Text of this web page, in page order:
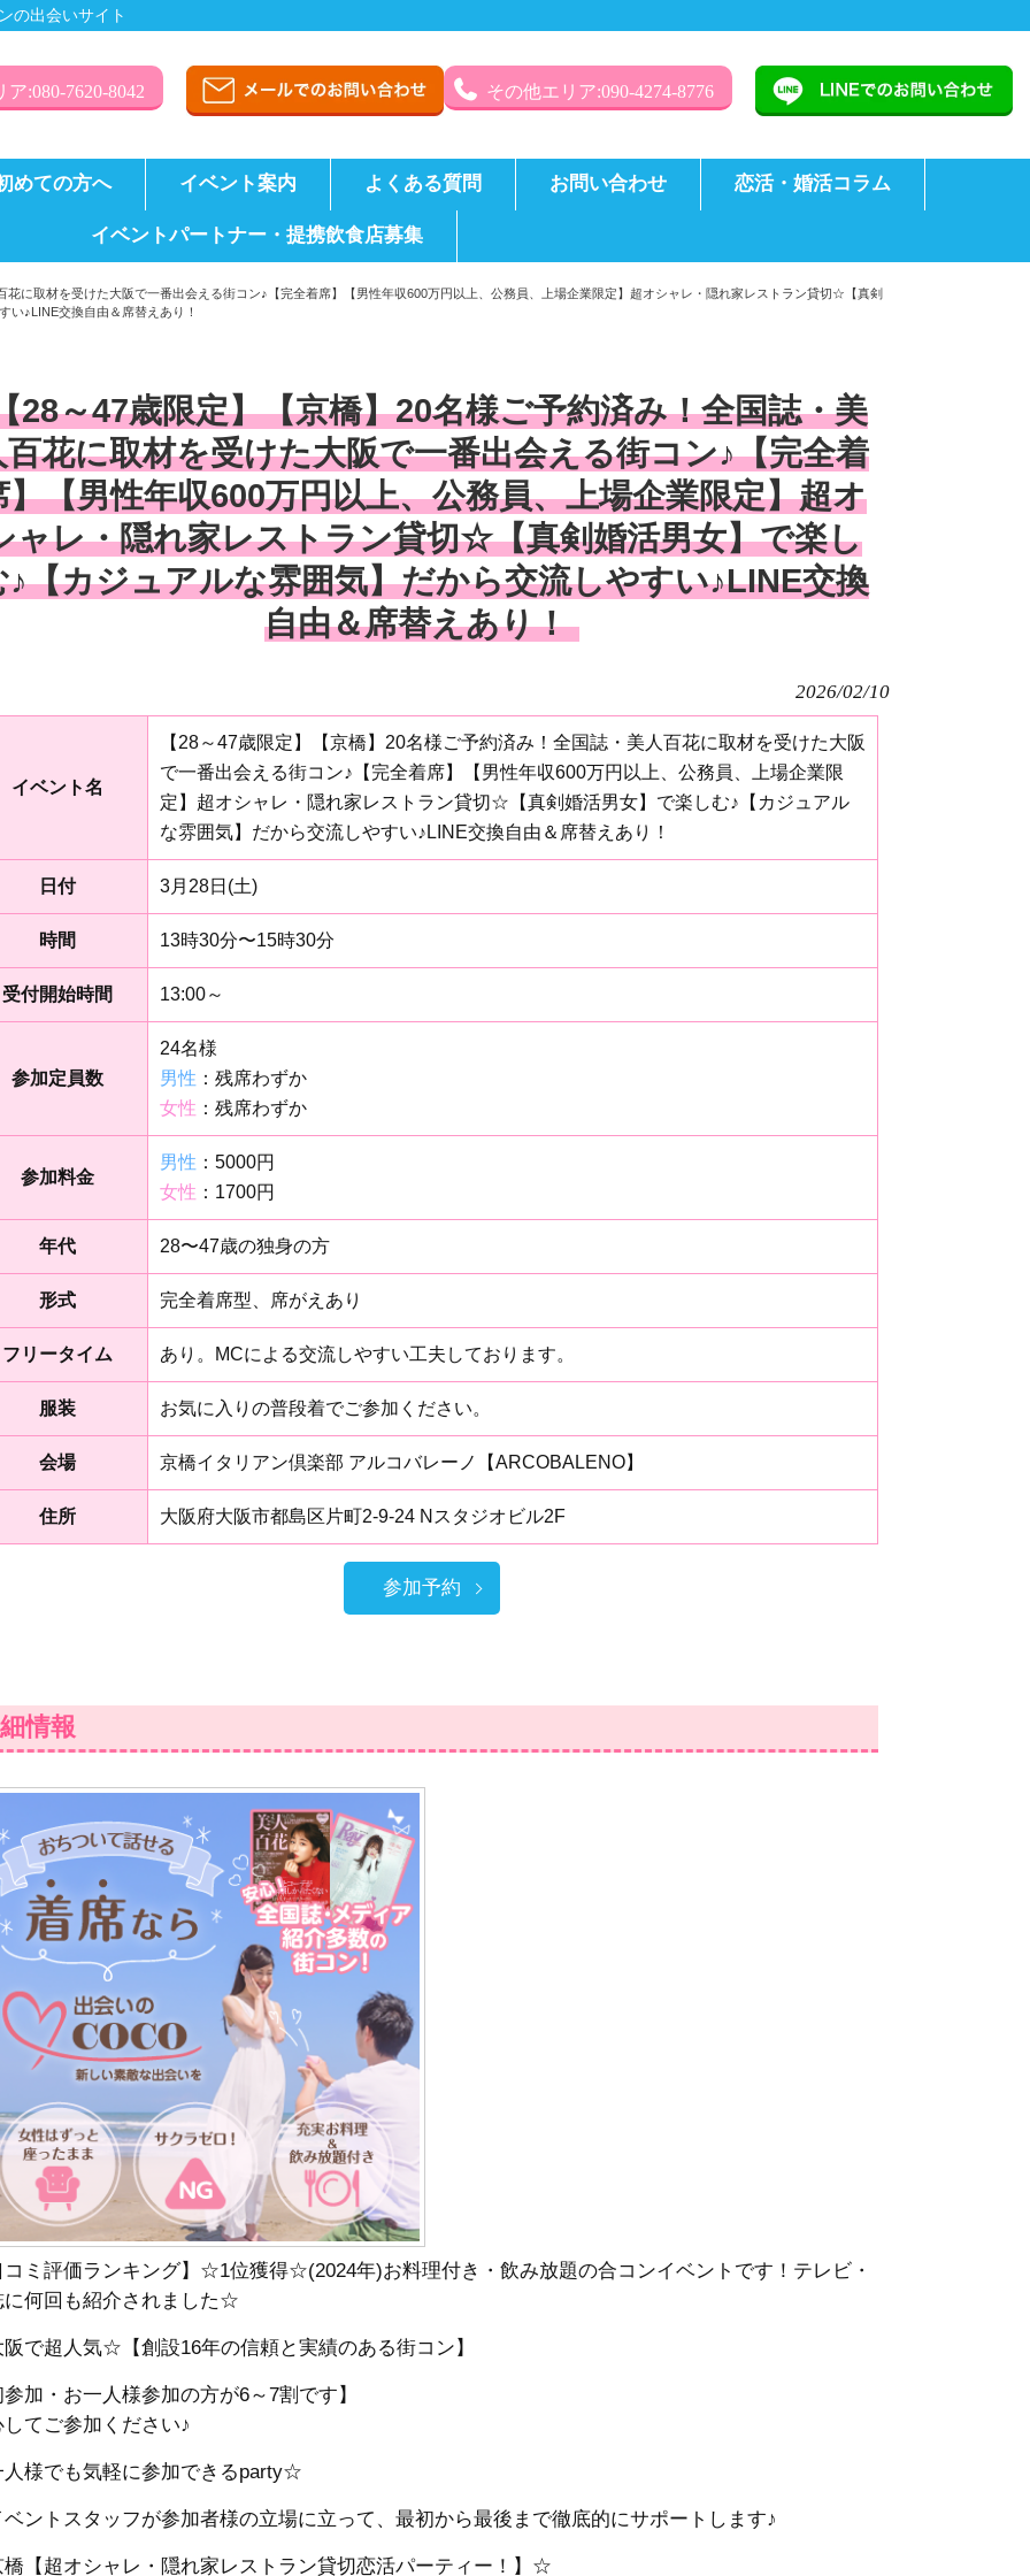
の出会いサイト
:080-7620-8042 その他エリア:090-4274-8776
めての方へ イベント案内 よくある質問 お問い合わせ 恋活・婚活コラム
イベントパートナー・提携飲食店募集
に取材を受けた大阪で一番出会える街コン♪【完全着席】【男性年収600万円以上、公務員、上場企業限定】超オシャレ・隠れ家レストラン貸切☆【真剣
い♪LINE交換自由＆席替えあり！
28～47歳限定】【京橋】20名様ご予約済み！全国誌・美
百花に取材を受けた大阪で一番出会える街コン♪【完全着
】【男性年収600万円以上、公務員、上場企業限定】超オ
ャレ・隠れ家レストラン貸切☆【真剣婚活男女】で楽し
♪【カジュアルな雰囲気】だから交流しやすい♪LINE交換
自由＆席替えあり！
2026/02/10
イベント名
【28～47歳限定】【京橋】20名様ご予約済み！全国誌・美人百花に取材を受けた大阪
で一番出会える街コン♪【完全着席】【男性年収600万円以上、公務員、上場企業限
定】超オシャレ・隠れ家レストラン貸切☆【真剣婚活男女】で楽しむ♪【カジュアル
な雰囲気】だから交流しやすい♪LINE交換自由＆席替えあり！
日付 3月28日(土)
時間 13時30分〜15時30分
受付開始時間 13:00～
参加定員数
24名様
男性 ：残席わずか
女性 ：残席わずか
参加料金
男性 ：5000円
女性 ：1700円
年代 28〜47歳の独身の方
形式 完全着席型、席がえあり
フリータイム あり。MCによる交流しやすい工夫しております。
服装 お気に入りの普段着でご参加ください。
会場 京橋イタリアン倶楽部 アルコバレーノ【ARCOBALENO】
住所 大阪府大阪市都島区片町2-9-24 Nスタジオビル2F
参加予約
情報
コミ評価ランキング】☆1位獲得☆(2024年)お料理付き・飲み放題の合コンイベントです！テレビ・
に何回も紹介されました☆
で超人気☆【創設16年の信頼と実績のある街コン】
加・お一人様参加の方が6～7割です】
てご参加ください♪
人様でも気軽に参加できるparty☆
ベントスタッフが参加者様の立場に立って、最初から最後まで徹底的にサポートします♪
【超オシャレ・隠れ家レストラン貸切恋活パーティー！】☆